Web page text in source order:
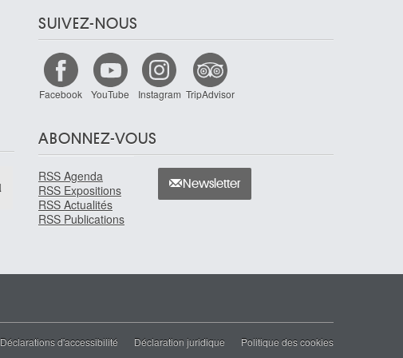
SUIVEZ-NOUS
Facebook YouTube Instagram TripAdvisor
ABONNEZ-VOUS
RSS Agenda
RSS Expositions
RSS Actualités
RSS Publications
Newsletter
Déclarations d'accessibilité Déclaration juridique Politique des cookies